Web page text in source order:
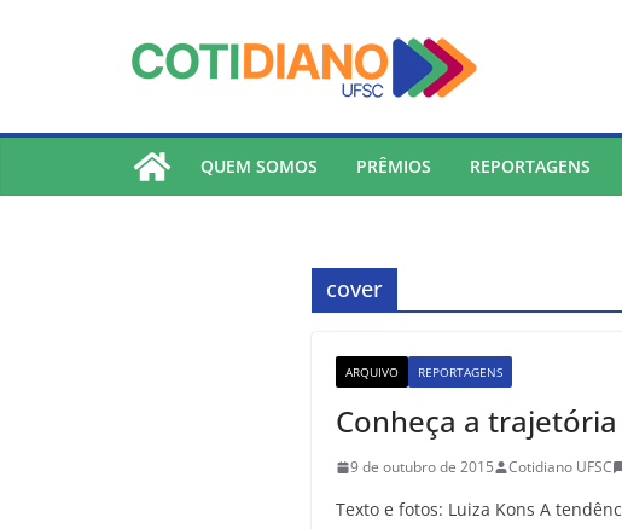
QUEM SOMOS PRÊMIOS REPORTAGENS
cover
ARQUIVO REPORTAGENS
Conheça a trajetória
9 de outubro de 2015 Cotidiano UFSC
Texto e fotos: Luiza Kons A